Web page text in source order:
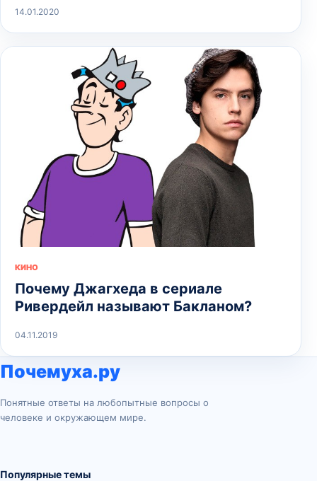
14.01.2020
КИНО
Почему Джагхеда в сериале
Ривердейл называют Бакланом?
04.11.2019
Почемуха.ру
Понятные ответы на любопытные вопросы о
человеке и окружающем мире.
Популярные темы